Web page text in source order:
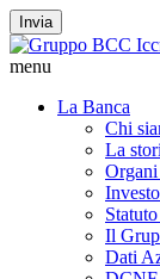
Invia
menu
La Banca
Chi
La
Il
Dati